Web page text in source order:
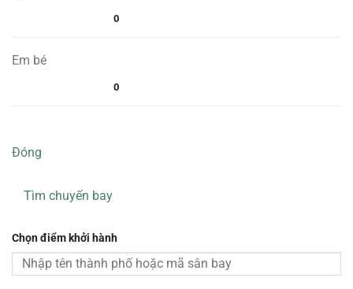
0
Em bé
0
Đóng
Tìm chuyến bay
Chọn điểm khởi hành